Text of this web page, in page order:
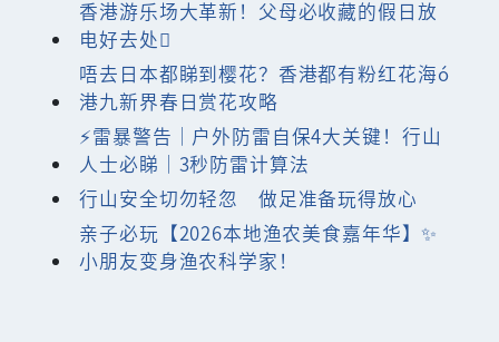
香港游乐场大革新！父母必收藏的假日放
电好去处
唔去日本都睇到樱花？香港都有粉红花海ó
港九新界春日赏花攻略
⚡雷暴警告｜户外防雷自保4大关键！行山
人士必睇｜3秒防雷计算法
行山安全切勿轻忽 做足准备玩得放心
亲子必玩【2026本地渔农美食嘉年华】✨
小朋友变身渔农科学家！